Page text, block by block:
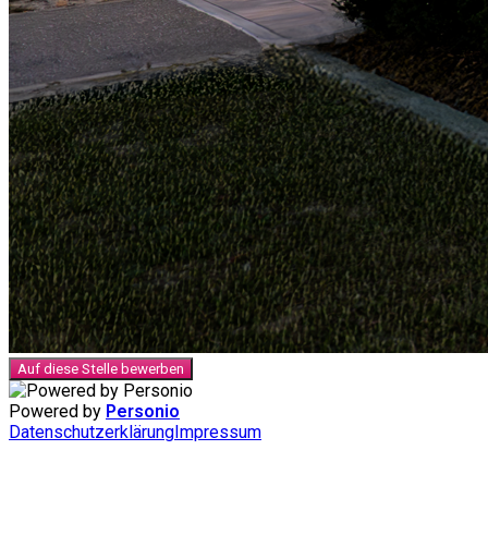
Auf diese Stelle bewerben
Powered by Personio
DatenschutzerklärungImpressum